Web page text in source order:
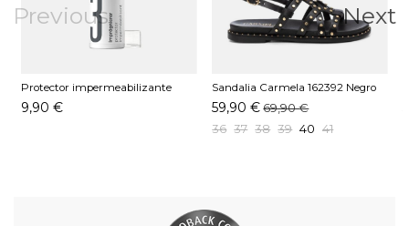
Previous
Protector impermeabilizante
Pedag 250 ML
9,90 €
Sandalia Carmela 162392 Negro
59,90 € 69,90 €
36 37 38 39 40 41
Next